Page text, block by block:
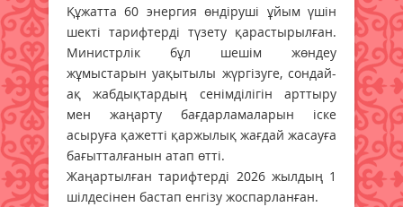
Құжатта 60 энергия өндіруші ұйым үшін
шекті тарифтерді түзету қарастырылған.
Министрлік бұл шешім жөндеу
жұмыстарын уақытылы жүргізуге, сондай-
ақ жабдықтардың сенімділігін арттыру
мен жаңарту бағдарламаларын іске
асыруға қажетті қаржылық жағдай жасауға
бағытталғанын атап өтті.
Жаңартылған тарифтерді 2026 жылдың 1
шілдесінен бастап енгізу жоспарланған.